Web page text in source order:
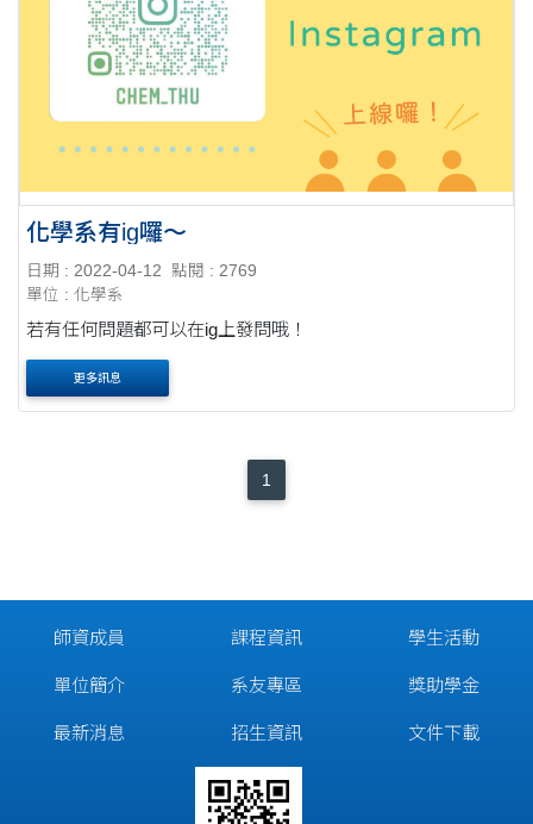
化學系有ig囉～
日期 : 2022-04-12
點閱 : 2769
單位 : 化學系
若有任何問題都可以在ig上發問哦！
更多訊息
1
師資成員
單位簡介
最新消息
課程資訊
系友專區
招生資訊
學生活動
獎助學金
文件下載